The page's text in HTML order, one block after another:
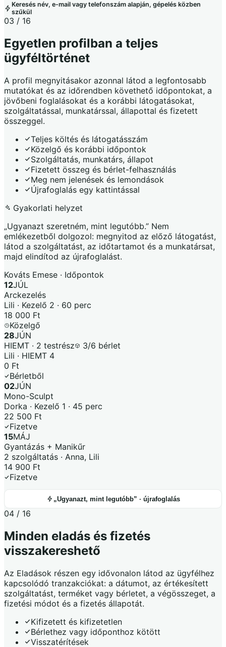
Keresés név, e-mail vagy telefonszám alapján, gépelés közben
szűkül
03 / 16
Egyetlen profilban a teljes
ügyféltörténet
A profil megnyitásakor azonnal látod a legfontosabb
mutatókat és az időrendben követhető időpontokat, a
jövőbeni foglalásokat és a korábbi látogatásokat,
szolgáltatással, munkatárssal, állapottal és fizetett
összeggel.
Teljes költés és látogatásszám
Közelgő és korábbi időpontok
Szolgáltatás, munkatárs, állapot
Fizetett összeg és bérlet-felhasználás
Meg nem jelenések és lemondások
Újrafoglalás egy kattintással
Gyakorlati helyzet
„Ugyanazt szeretném, mint legutóbb.” Nem
emlékezetből dolgozol: megnyitod az előző látogatást,
látod a szolgáltatást, az időtartamot és a munkatársat,
majd elindítod az újrafoglalást.
Kováts Emese · Időpontok
12JÚL
Arckezelés
Lili · Kezelő 2 · 60 perc
18 000 Ft
Közelgő
28JÚN
HIEMT · 2 testrész
3/6 bérlet
Lili · HIEMT 4
0 Ft
Bérletből
02JÚN
Mono-Sculpt
Dorka · Kezelő 1 · 45 perc
22 500 Ft
Fizetve
15MÁJ
Gyantázás + Manikűr
2 szolgáltatás · Anna, Lili
14 900 Ft
Fizetve
„Ugyanazt, mint legutóbb” · újrafoglalás
04 / 16
Minden eladás és fizetés
visszakereshető
Az Eladások részen egy idővonalon látod az ügyfélhez
kapcsolódó tranzakciókat: a dátumot, az értékesített
szolgáltatást, terméket vagy bérletet, a végösszeget, a
fizetési módot és a fizetés állapotát.
Kifizetett és kifizetetlen
Bérlethez vagy időponthoz kötött
Visszatérítések